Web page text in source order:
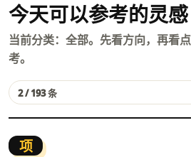
今天可以参考的灵感
当前分类：全部。先看方向，再看
考。
2 / 193 条
项